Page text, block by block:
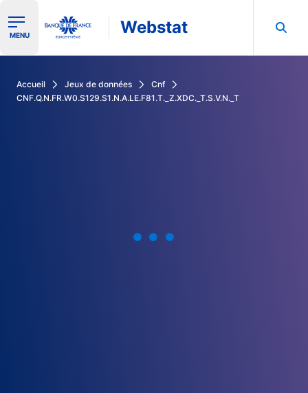
Ouvrir le menu de navigation
MENU Webstat
Accueil Jeux de données
Cnf
CNF.Q.N.FR.W0.S129.S1.N.A.LE.F81.T._Z.XDC._T.S.V.N._T